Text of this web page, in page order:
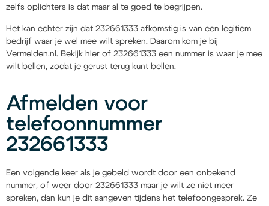
zelfs oplichters is dat maar al te goed te begrijpen.
Het kan echter zijn dat 232661333 afkomstig is van een legitiem
bedrijf waar je wel mee wilt spreken. Daarom kom je bij
Vermelden.nl. Bekijk hier of 232661333 een nummer is waar je mee
wilt bellen, zodat je gerust terug kunt bellen.
Afmelden voor
telefoonnummer
232661333
Een volgende keer als je gebeld wordt door een onbekend
nummer, of weer door 232661333 maar je wilt ze niet meer
spreken, dan kun je dit aangeven tijdens het telefoongesprek. Ze